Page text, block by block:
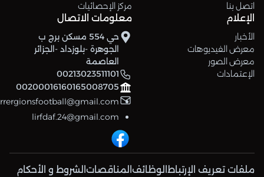
اتصل بنا
مركز الإحصائيات
الإعلام
الأخبار
معرض الفيديوهات
معرض الصور
الإعتمادات
معلومات الاتصال
حي 554 مسكن برج ب
الجوهرة -بلوزداد -الجزائر
العاصمة
00213023511101
00200016160165008705
lirfdaf.24@gmail.com
ملفات تعريف الإرتباط الوظائف المناقصات الشروط و الأحكام